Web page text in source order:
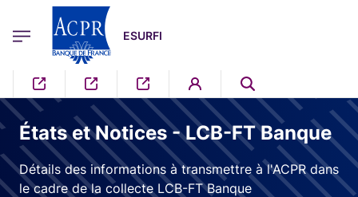
ESURFI Menu Principal
ESURFI
États et Notices - LCB-FT Banque
Détails des informations à transmettre à l'ACPR dans
le cadre de la collecte LCB-FT Banque